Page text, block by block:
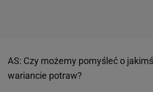
AS: Czy możemy pomyśleć o
wariancie potraw?